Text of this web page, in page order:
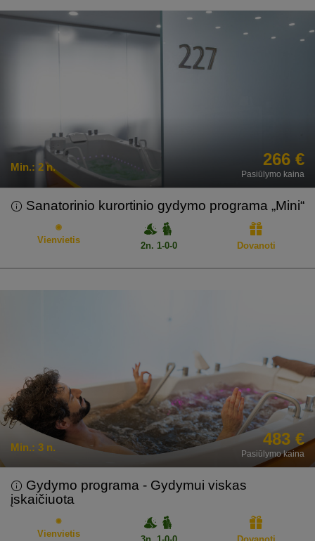
Min.: 2 n. 266 €
Pasiūlymo kaina
Sanatorinio kurortinio gydymo programa „Mini“
Dovanoti
Vienvietis
2n. 1-0-0
Min.: 3 n. 483 €
Pasiūlymo kaina
Gydymo programa - Gydymui viskas
įskaičiuota
Vienvietis